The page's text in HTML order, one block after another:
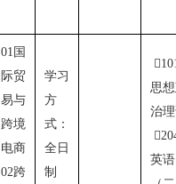
01 国
际贸
易与
跨境
电商
02跨
学习
方
式：
全日
制

思
治

英语